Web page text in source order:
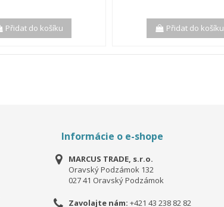
Přidat do košíku Přidat do košíku
Informácie o e-shope
MARCUS TRADE, s.r.o.
Oravský Podzámok 132
027 41 Oravský Podzámok
Zavolajte nám: +421 43 238 82 82